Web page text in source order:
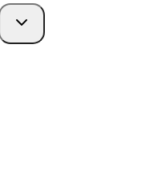
Переключить
дочернее